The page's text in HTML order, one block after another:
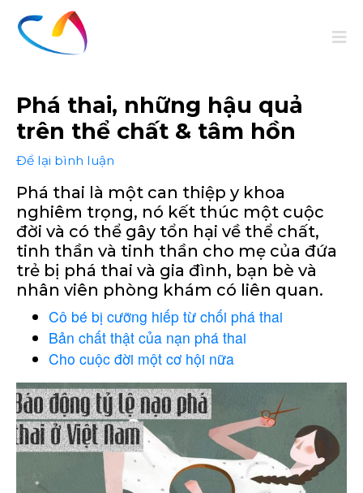
Phá thai, những hậu quả
trên thể chất & tâm hồn
Để lại bình luận
Phá thai là một can thiệp y khoa
nghiêm trọng, nó kết thúc một cuộc
đời và có thể gây tổn hại về thể chất,
tinh thần và tinh thần cho mẹ của đứa
trẻ bị phá thai và gia đình, bạn bè và
nhân viên phòng khám có liên quan.
Cô bé bị cưỡng hiếp từ chối phá thai
Bản chất thật của nạn phá thai
Cho cuộc đời một cơ hội nữa